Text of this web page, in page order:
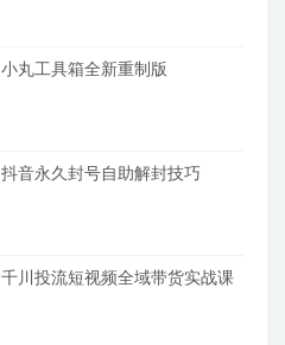
小丸工具箱全新重制版
抖音永久封号自助解封技巧
千川投流短视频全域带货实战课